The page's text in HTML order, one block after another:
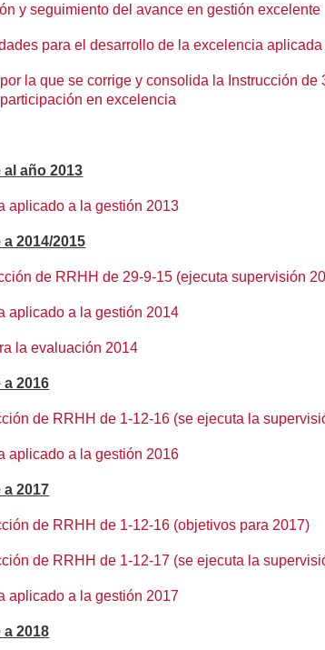
y seguimiento del avance en gestión excelente
para el desarrollo de la excelencia
la que se corrige y consolida la Instrucción
en excelencia
año 2013
aplicado a la gestión 2013
2014/2015
de RRHH de 29-9-15 (ejecuta supervisión
aplicado a la gestión 2014
la evaluación 2014
2016
de RRHH de 1-12-16 (se ejecuta la
aplicado a la gestión 2016
2017
de RRHH de 1-12-16 (objetivos para 2017)
de RRHH de 1-12-17 (se ejecuta la
aplicado a la gestión 2017
2018